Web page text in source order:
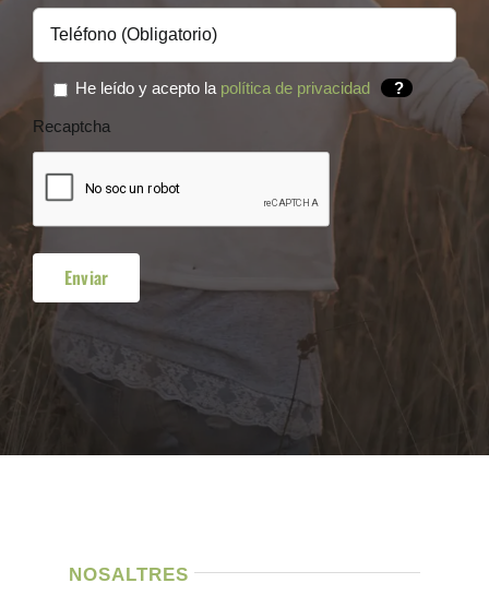
He leído y acepto la política de privacidad ?
Recaptcha
NOSALTRES